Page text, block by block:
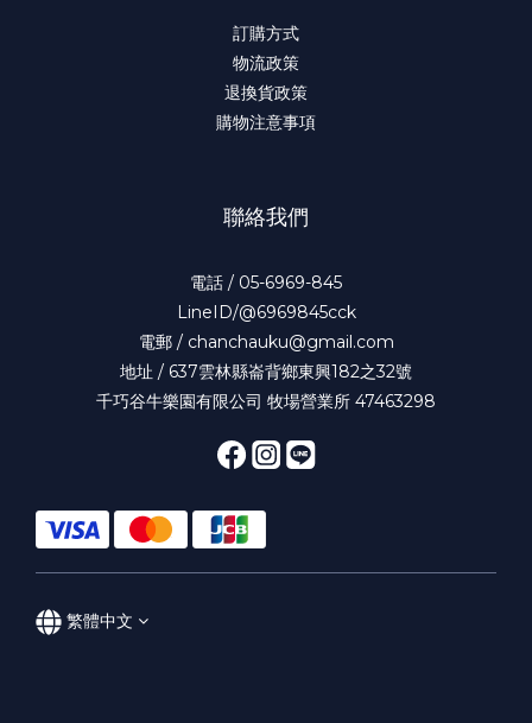
訂購方式
物流政策
退換貨政策
購物注意事項
聯絡我們
電話 / 05-6969-845
LineID/@6969845cck
電郵 / chanchauku@gmail.com
地址 / 637雲林縣崙背鄉東興182之32號
千巧谷牛樂園有限公司 牧場營業所 47463298
繁體中文